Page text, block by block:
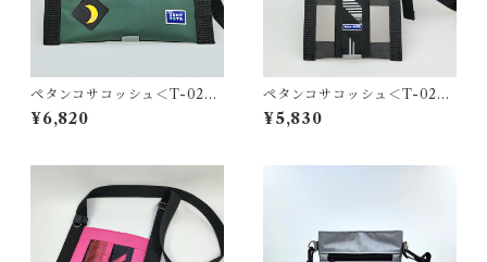
ペタンコサコッシュ＜T-0280
＞
¥6,820
ペタンコサコッシュ＜T-0279
＞
¥5,830